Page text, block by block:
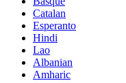
Catalan
Esperanto
Hindi
Lao
Albanian
Amharic